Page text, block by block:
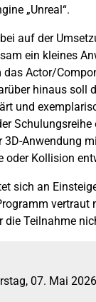
„Unreal“.
auf der
ein kleines
das Actor/
hinaus soll
und
Schulungsreihe
3D-Anwendung
oder Kollision
sich an
vertraut
Teilnahme
07. Mai 2026